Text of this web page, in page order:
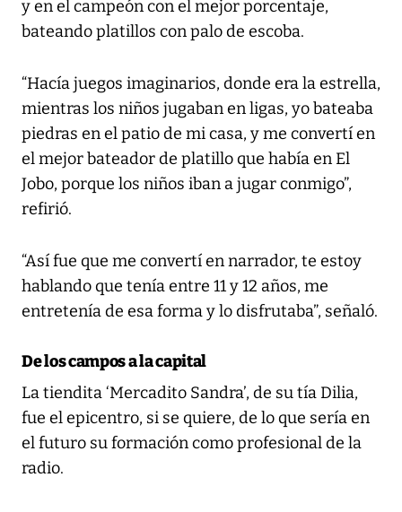
y en el campeón con el mejor porcentaje,
bateando platillos con palo de escoba.
“Hacía juegos imaginarios, donde era la estrella,
mientras los niños jugaban en ligas, yo bateaba
piedras en el patio de mi casa, y me convertí en
el mejor bateador de platillo que había en El
Jobo, porque los niños iban a jugar conmigo”,
refirió.
“Así fue que me convertí en narrador, te estoy
hablando que tenía entre 11 y 12 años, me
entretenía de esa forma y lo disfrutaba”, señaló.
De los campos a la capital
La tiendita ‘Mercadito Sandra’, de su tía Dilia,
fue el epicentro, si se quiere, de lo que sería en
el futuro su formación como profesional de la
radio.